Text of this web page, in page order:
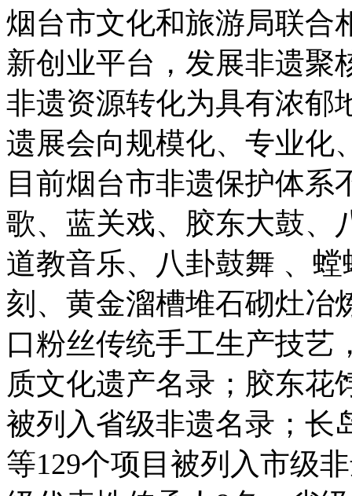
烟台市文化和旅游局联合
新创业平台，发展非遗聚
非遗资源转化为具有浓郁
遗展会向规模化、专业化
目前烟台市非遗保护体系
歌、蓝关戏、胶东大鼓、
道教音乐、八卦鼓舞 、
刻、黄金溜槽堆石砌灶冶
口粉丝传统手工生产技艺
质文化遗产名录；胶东花
被列入省级非遗名录；长
等129个项目被列入市级